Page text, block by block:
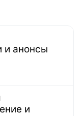
и анонсы
и